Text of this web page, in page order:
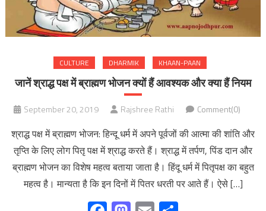
CULTURE DHARMIK KHAAN-PAAN
जानें श्राद्ध पक्ष में ब्राह्मण भोजन क्यों हैं आवश्यक और क्या हैं नियम
September 20, 2019 Rajshree Rathi Comment(0)
श्राद्ध पक्ष में ब्राह्मण भोजन: हिन्दू धर्म में अपने पूर्वजों की आत्मा की शांति और
तृप्ति के लिए लोग पितृ पक्ष में श्राद्ध करते हैं। श्राद्ध में तर्पण, पिंड दान और
ब्राह्मण भोजन का विशेष महत्व बताया जाता है। हिंदू धर्म में पितृपक्ष का बहुत
महत्व है। मान्यता है कि इन दिनों में पितर धरती पर आते हैं। ऐसे […]